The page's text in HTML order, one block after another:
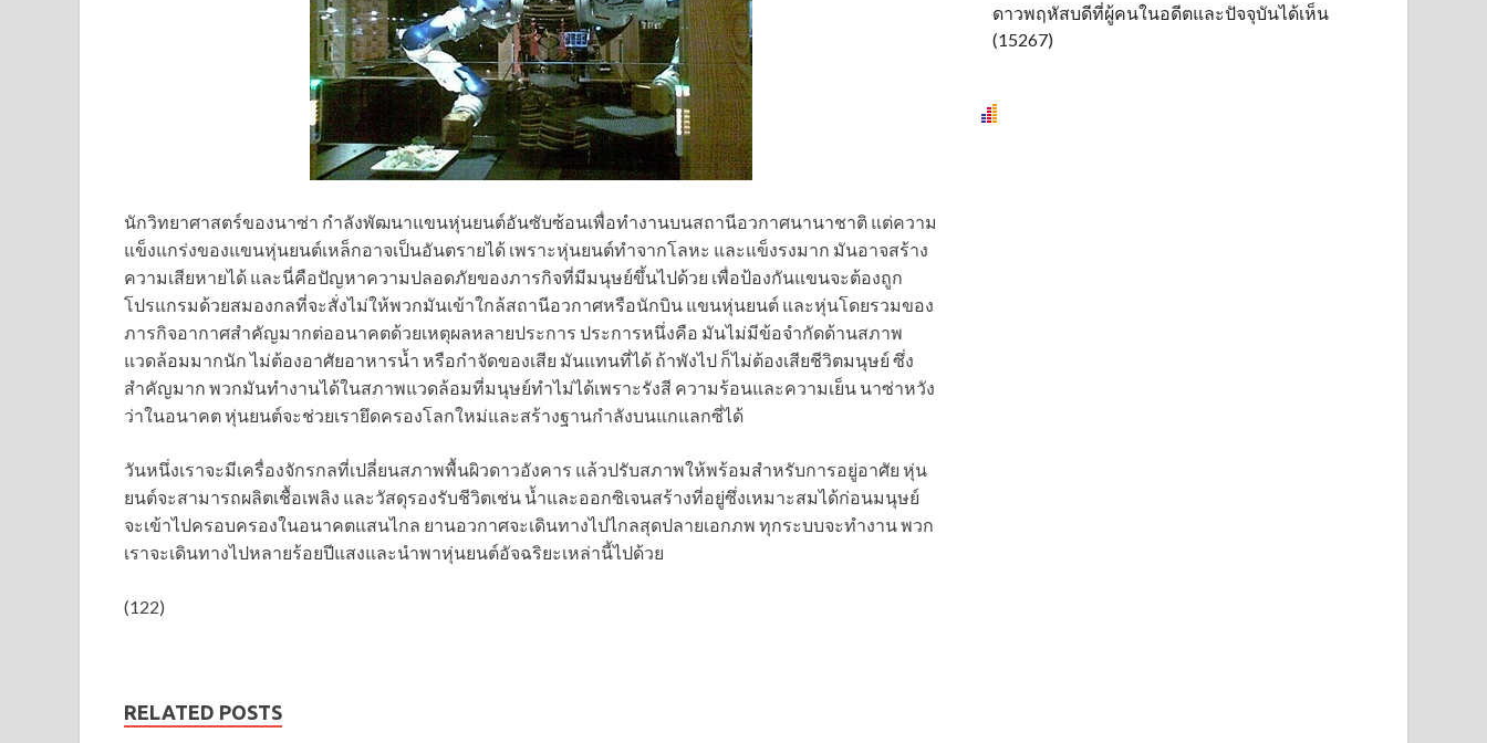
นักวิทยาศาสตร์ของนาซ่า กำลังพัฒนาแขนหุ่นยนต์อันซับซ้อนเพื่อทำงานบนสถานีอวกาศนานาชาติ แต่ความ
แข็งแกร่งของแขนหุ่นยนต์เหล็กอาจเป็นอันตรายได้ เพราะหุ่นยนต์ทำจากโลหะ และแข็งรงมาก มันอาจสร้าง
ความเสียหายได้ และนี่คือปัญหาความปลอดภัยของภารกิจที่มีมนุษย์ขึ้นไปด้วย เพื่อป้องกันแขนจะต้องถูก
โปรแกรมด้วยสมองกลที่จะสั่งไม่ให้พวกมันเข้าใกล้สถานีอวกาศหรือนักบิน แขนหุ่นยนต์ และหุ่นโดยรวมของ
ภารกิจอากาศสำคัญมากต่ออนาคตด้วยเหตุผลหลายประการ ประการหนึ่งคือ มันไม่มีข้อจำกัดด้านสภาพ
แวดล้อมมากนัก ไม่ต้องอาศัยอาหารน้ำ หรือกำจัดของเสีย มันแทนที่ได้ ถ้าพังไป ก็ไม่ต้องเสียชีวิตมนุษย์ ซึ่ง
สำคัญมาก พวกมันทำงานได้ในสภาพแวดล้อมที่มนุษย์ทำไม่ได้เพราะรังสี ความร้อนและความเย็น นาซ่าหวัง
ว่าในอนาคต หุ่นยนต์จะช่วยเรายึดครองโลกใหม่และสร้างฐานกำลังบนแกแลกซี่ได้
วันหนึ่งเราจะมีเครื่องจักรกลที่เปลี่ยนสภาพพื้นผิวดาวอังคาร แล้วปรับสภาพให้พร้อมสำหรับการอยู่อาศัย หุ่น
ยนต์จะสามารถผลิตเชื้อเพลิง และวัสดุรองรับชีวิตเช่น น้ำและออกซิเจนสร้างที่อยู่ซึ่งเหมาะสมได้ก่อนมนุษย์
จะเข้าไปครอบครองในอนาคตแสนไกล ยานอวกาศจะเดินทางไปไกลสุดปลายเอกภพ ทุกระบบจะทำงาน พวก
เราจะเดินทางไปหลายร้อยปีแสงและนำพาหุ่นยนต์อัจฉริยะเหล่านี้ไปด้วย
(122)
RELATED POSTS
ดาวพฤหัสบดีที่ผู้คนในอดีตและปัจจุบันได้เห็น
(15267)